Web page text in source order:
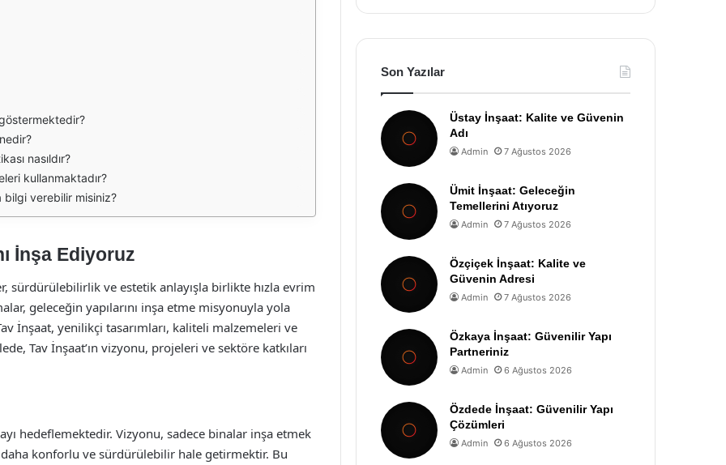
nasıldır?
kullanmaktadır?
bilgi verebilir misiniz?
İnşa Ediyoruz
sürdürülebilirlik ve estetik anlayışla birlikte hızla evrim
geleceğin yapılarını inşa etme misyonuyla yola
İnşaat, yenilikçi tasarımları, kaliteli malzemeleri ve
Tav İnşaat’ın vizyonu, projeleri ve sektöre katkıları
hedeflemektedir. Vizyonu, sadece binalar inşa etmek
daha konforlu ve sürdürülebilir hale getirmektir. Bu
Son Yazılar
Üstay İnşaat: Kalite ve Güvenin
Adı
Admin 7 Ağustos 2026
Ümit İnşaat: Geleceğin
Temellerini Atıyoruz
Admin 7 Ağustos 2026
Özçiçek İnşaat: Kalite ve
Güvenin Adresi
Admin 7 Ağustos 2026
Özkaya İnşaat: Güvenilir Yapı
Partneriniz
Admin 6 Ağustos 2026
Özdede İnşaat: Güvenilir Yapı
Çözümleri
Admin 6 Ağustos 2026